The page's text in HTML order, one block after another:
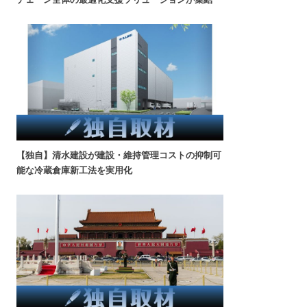
【独自】清水建設が建設・維持管理コストの抑制可
能な冷蔵倉庫新工法を実用化